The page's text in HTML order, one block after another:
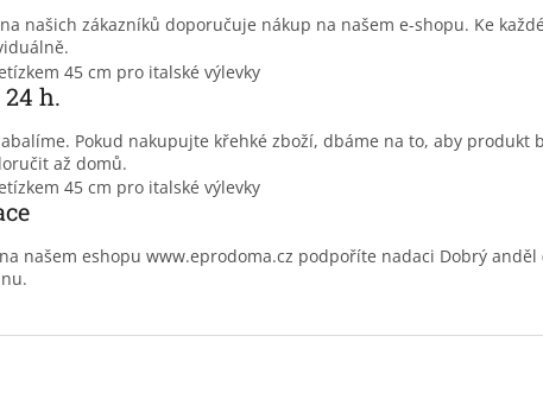
našich zákazníků doporučuje nákup na našem e-shopu. Ke
h.
Pokud nakupujte křehké zboží, dbáme na to, aby produkt
až domů.
našem eshopu www.eprodoma.cz podpoříte nadaci Dobrý anděl